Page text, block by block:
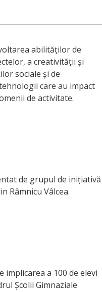
abilităților de
a creativității și
sociale și de
care au impact
de activitate.
de grupul de inițiativă
Râmnicu Vâlcea.
a 100 de elevi
Școlii Gimnaziale